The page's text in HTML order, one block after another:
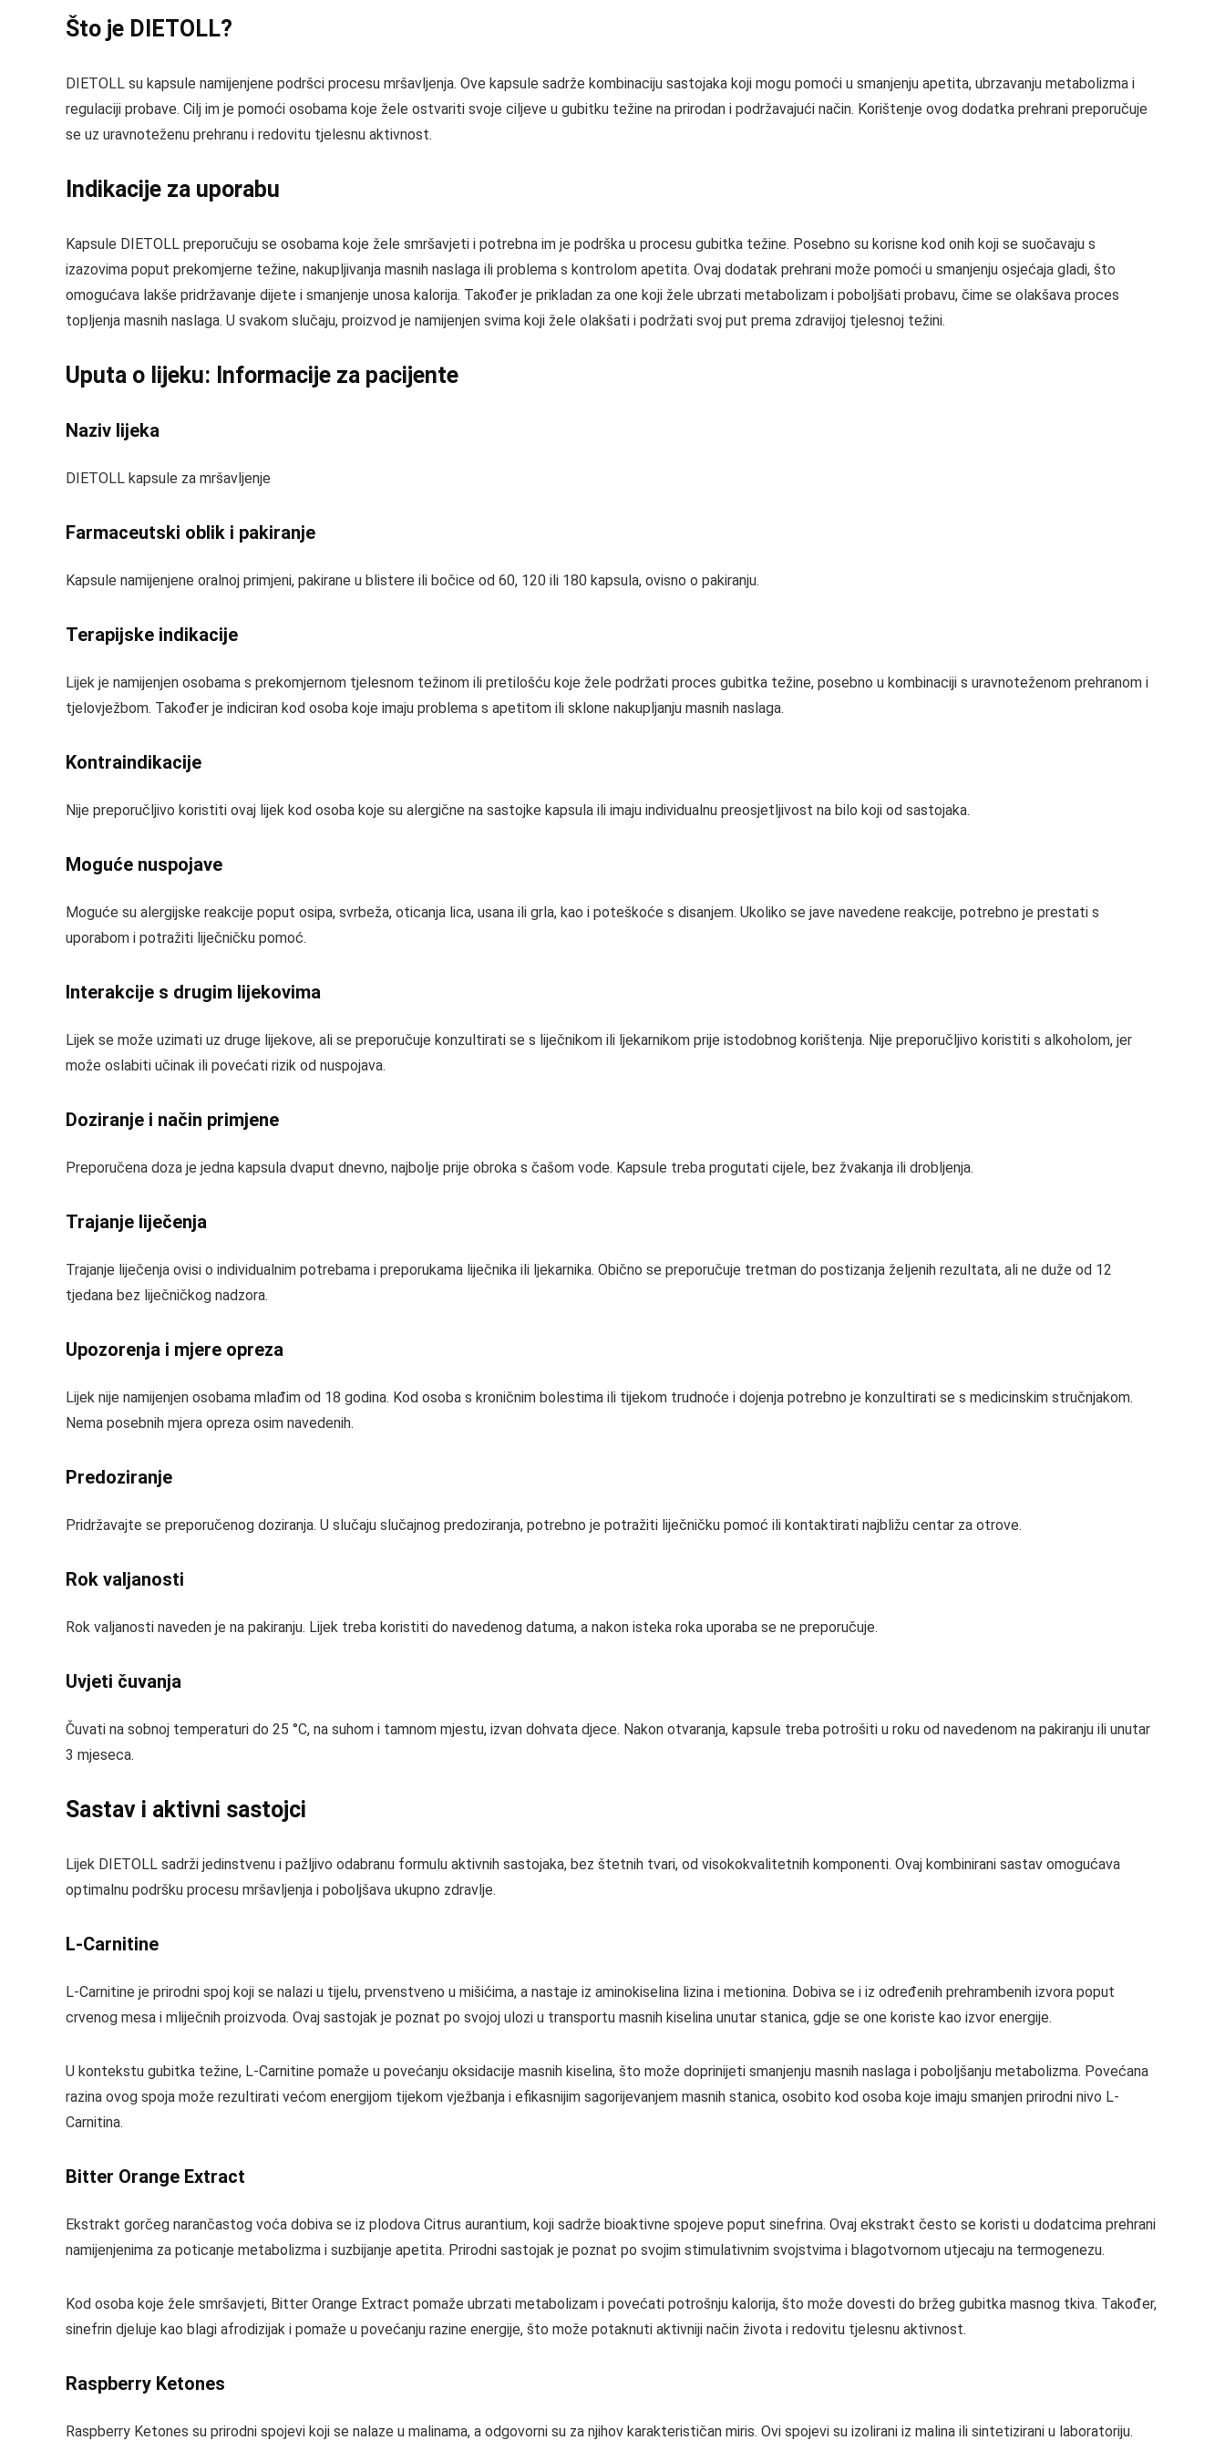
Što je DIETOLL?
DIETOLL su kapsule namijenjene podršci procesu mršavljenja. Ove kapsule sadrže kombinaciju sastojaka koji mogu pomoći u smanjenju apetita, ubrzavanju metabolizma i
regulaciji probave. Cilj im je pomoći osobama koje žele ostvariti svoje ciljeve u gubitku težine na prirodan i podržavajući način. Korištenje ovog dodatka prehrani preporučuje
se uz uravnoteženu prehranu i redovitu tjelesnu aktivnost.
Indikacije za uporabu
Kapsule DIETOLL preporučuju se osobama koje žele smršavjeti i potrebna im je podrška u procesu gubitka težine. Posebno su korisne kod onih koji se suočavaju s
izazovima poput prekomjerne težine, nakupljivanja masnih naslaga ili problema s kontrolom apetita. Ovaj dodatak prehrani može pomoći u smanjenju osjećaja gladi, što
omogućava lakše pridržavanje dijete i smanjenje unosa kalorija. Također je prikladan za one koji žele ubrzati metabolizam i poboljšati probavu, čime se olakšava proces
topljenja masnih naslaga. U svakom slučaju, proizvod je namijenjen svima koji žele olakšati i podržati svoj put prema zdravijoj tjelesnoj težini.
Uputa o lijeku: Informacije za pacijente
Naziv lijeka
DIETOLL kapsule za mršavljenje
Farmaceutski oblik i pakiranje
Kapsule namijenjene oralnoj primjeni, pakirane u blistere ili bočice od 60, 120 ili 180 kapsula, ovisno o pakiranju.
Terapijske indikacije
Lijek je namijenjen osobama s prekomjernom tjelesnom težinom ili pretilošću koje žele podržati proces gubitka težine, posebno u kombinaciji s uravnoteženom prehranom i
tjelovježbom. Također je indiciran kod osoba koje imaju problema s apetitom ili sklone nakupljanju masnih naslaga.
Kontraindikacije
Nije preporučljivo koristiti ovaj lijek kod osoba koje su alergične na sastojke kapsula ili imaju individualnu preosjetljivost na bilo koji od sastojaka.
Moguće nuspojave
Moguće su alergijske reakcije poput osipa, svrbeža, oticanja lica, usana ili grla, kao i poteškoće s disanjem. Ukoliko se jave navedene reakcije, potrebno je prestati s
uporabom i potražiti liječničku pomoć.
Interakcije s drugim lijekovima
Lijek se može uzimati uz druge lijekove, ali se preporučuje konzultirati se s liječnikom ili ljekarnikom prije istodobnog korištenja. Nije preporučljivo koristiti s alkoholom, jer
može oslabiti učinak ili povećati rizik od nuspojava.
Doziranje i način primjene
Preporučena doza je jedna kapsula dvaput dnevno, najbolje prije obroka s čašom vode. Kapsule treba progutati cijele, bez žvakanja ili drobljenja.
Trajanje liječenja
Trajanje liječenja ovisi o individualnim potrebama i preporukama liječnika ili ljekarnika. Obično se preporučuje tretman do postizanja željenih rezultata, ali ne duže od 12
tjedana bez liječničkog nadzora.
Upozorenja i mjere opreza
Lijek nije namijenjen osobama mlađim od 18 godina. Kod osoba s kroničnim bolestima ili tijekom trudnoće i dojenja potrebno je konzultirati se s medicinskim stručnjakom.
Nema posebnih mjera opreza osim navedenih.
Predoziranje
Pridržavajte se preporučenog doziranja. U slučaju slučajnog predoziranja, potrebno je potražiti liječničku pomoć ili kontaktirati najbližu centar za otrove.
Rok valjanosti
Rok valjanosti naveden je na pakiranju. Lijek treba koristiti do navedenog datuma, a nakon isteka roka uporaba se ne preporučuje.
Uvjeti čuvanja
Čuvati na sobnoj temperaturi do 25 °C, na suhom i tamnom mjestu, izvan dohvata djece. Nakon otvaranja, kapsule treba potrošiti u roku od navedenom na pakiranju ili unutar
3 mjeseca.
Sastav i aktivni sastojci
Lijek DIETOLL sadrži jedinstvenu i pažljivo odabranu formulu aktivnih sastojaka, bez štetnih tvari, od visokokvalitetnih komponenti. Ovaj kombinirani sastav omogućava
optimalnu podršku procesu mršavljenja i poboljšava ukupno zdravlje.
L-Carnitine
L-Carnitine je prirodni spoj koji se nalazi u tijelu, prvenstveno u mišićima, a nastaje iz aminokiselina lizina i metionina. Dobiva se i iz određenih prehrambenih izvora poput
crvenog mesa i mliječnih proizvoda. Ovaj sastojak je poznat po svojoj ulozi u transportu masnih kiselina unutar stanica, gdje se one koriste kao izvor energije.
U kontekstu gubitka težine, L-Carnitine pomaže u povećanju oksidacije masnih kiselina, što može doprinijeti smanjenju masnih naslaga i poboljšanju metabolizma. Povećana
razina ovog spoja može rezultirati većom energijom tijekom vježbanja i efikasnijim sagorijevanjem masnih stanica, osobito kod osoba koje imaju smanjen prirodni nivo L-
Carnitina.
Bitter Orange Extract
Ekstrakt gorčeg narančastog voća dobiva se iz plodova Citrus aurantium, koji sadrže bioaktivne spojeve poput sinefrina. Ovaj ekstrakt često se koristi u dodatcima prehrani
namijenjenima za poticanje metabolizma i suzbijanje apetita. Prirodni sastojak je poznat po svojim stimulativnim svojstvima i blagotvornom utjecaju na termogenezu.
Kod osoba koje žele smršavjeti, Bitter Orange Extract pomaže ubrzati metabolizam i povećati potrošnju kalorija, što može dovesti do bržeg gubitka masnog tkiva. Također,
sinefrin djeluje kao blagi afrodizijak i pomaže u povećanju razine energije, što može potaknuti aktivniji način života i redovitu tjelesnu aktivnost.
Raspberry Ketones
Raspberry Ketones su prirodni spojevi koji se nalaze u malinama, a odgovorni su za njihov karakterističan miris. Ovi spojevi su izolirani iz malina ili sintetizirani u laboratoriju.